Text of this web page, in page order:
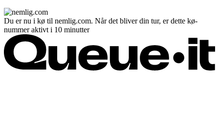
Du er nu i kø til nemlig.com. Når det bliver din tur, er dette kø-
nummer aktivt i 10 minutter